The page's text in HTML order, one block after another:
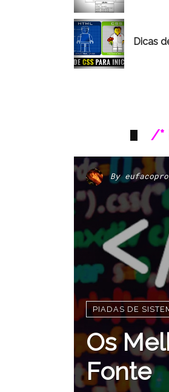
Dicas
/*
By
PIADAS DE
Os
Fonte